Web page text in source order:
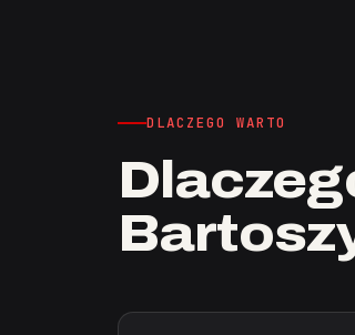
DLACZEGO WARTO